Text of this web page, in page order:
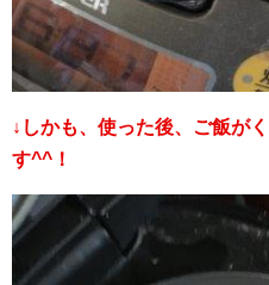
↓しかも、使った後、ご飯が
す^^！